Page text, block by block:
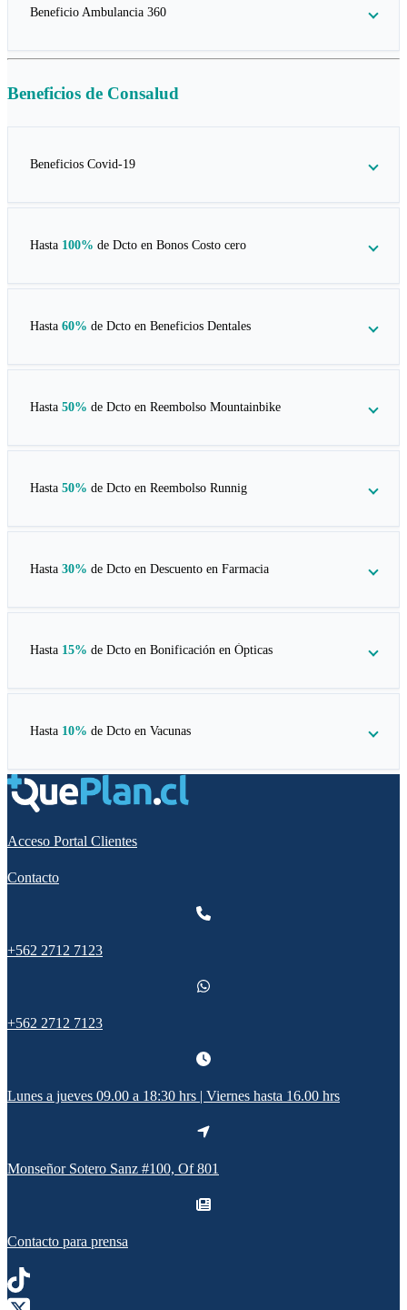
Beneficio Ambulancia 360
Beneficios de Consalud
Beneficios Covid-19
Hasta 100% de Dcto en Bonos Costo cero
Hasta 60% de Dcto en Beneficios Dentales
Hasta 50% de Dcto en Reembolso Mountainbike
Hasta 50% de Dcto en Reembolso Runnig
Hasta 30% de Dcto en Descuento en Farmacia
Hasta 15% de Dcto en Bonificación en Ópticas
Hasta 10% de Dcto en Vacunas
Acceso Portal Clientes
Contacto
+562 2712 7123
+562 2712 7123
Lunes a jueves 09.00 a 18:30 hrs | Viernes hasta 16.00 hrs
Monseñor Sotero Sanz #100, Of 801
Contacto para prensa